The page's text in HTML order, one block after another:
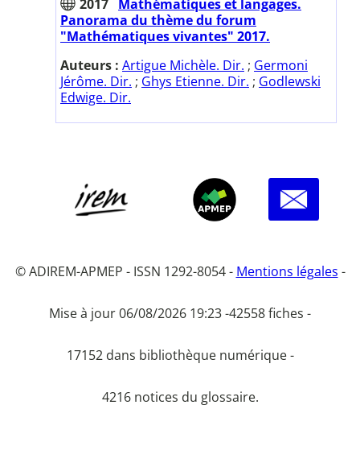
2017 Mathématiques et langages.
Panorama du thème du forum
"Mathématiques vivantes" 2017.
Auteurs : Artigue Michèle. Dir. ; Germoni
Jérôme. Dir. ; Ghys Etienne. Dir. ; Godlewski
Edwige. Dir.
© ADIREM-APMEP - ISSN 1292-8054 - Mentions légales -
Mise à jour 06/08/2026 19:23 -42558 fiches -
17152 dans bibliothèque numérique -
4216 notices du glossaire.